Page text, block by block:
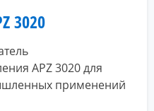
3020
APZ 3020 для
применений